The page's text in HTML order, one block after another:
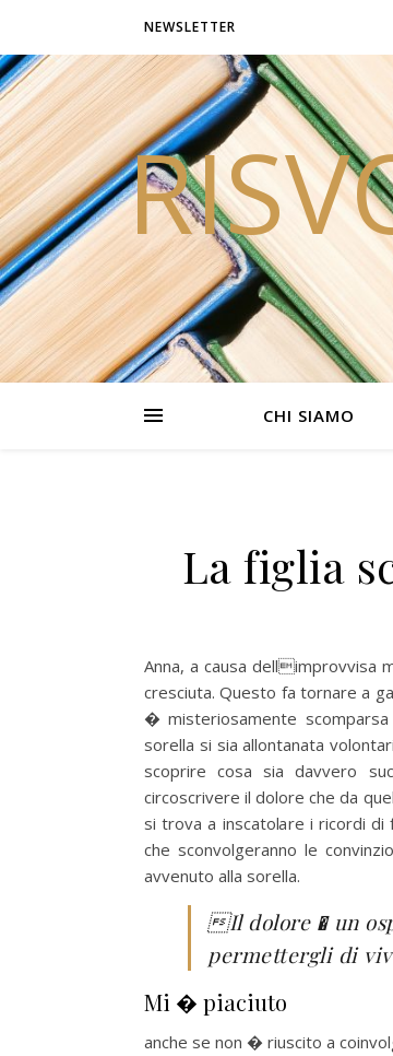
NEWSLETTER
CHI SIAMO
La figlia
Anna, a causa dellimprovvisa
cresciuta. Questo fa tornare a
� misteriosamente scomparsa
sorella si sia allontanata
scoprire cosa sia davvero
circoscrivere il dolore che da
si trova a inscatolare i ricordi
che sconvolgeranno le
avvenuto alla sorella.
Il dolore � un
permettergli di
Mi � piaciuto
anche se non � riuscito a